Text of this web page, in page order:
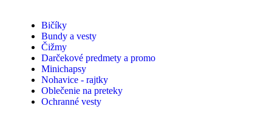
Bičíky
Bundy a vesty
Čižmy
Darčekové predmety a promo
Minichapsy
Nohavice - rajtky
Oblečenie na preteky
Ochranné vesty